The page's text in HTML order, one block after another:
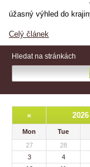
úžasný výhled do
Celý článek
Hledat na stránkách
« 2026
Mon Tue
27
28
3
4